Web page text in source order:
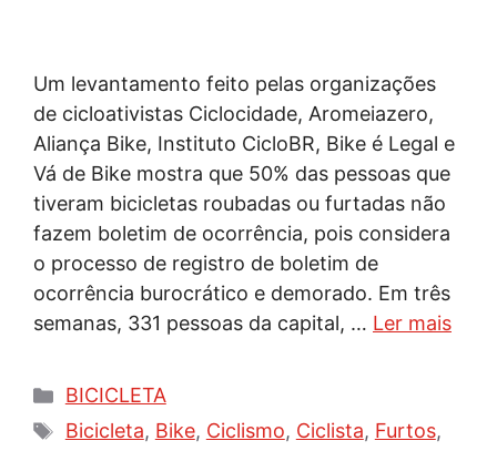
Um levantamento feito pelas organizações
de cicloativistas Ciclocidade, Aromeiazero,
Aliança Bike, Instituto CicloBR, Bike é Legal e
Vá de Bike mostra que 50% das pessoas que
tiveram bicicletas roubadas ou furtadas não
fazem boletim de ocorrência, pois considera
o processo de registro de boletim de
ocorrência burocrático e demorado. Em três
semanas, 331 pessoas da capital, … Ler mais
Categorias
BICICLETA
Tags
Bicicleta, Bike, Ciclismo, Ciclista, Furtos,